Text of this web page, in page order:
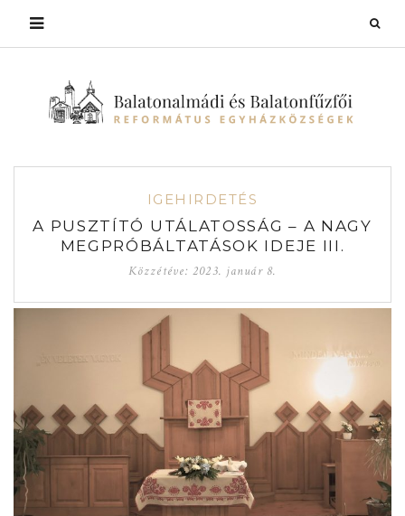
IGEHIRDETÉS
A PUSZTÍTÓ UTÁLATOSSÁG – A NAGY
MEGPRÓBÁLTATÁSOK IDEJE III.
Közzétéve:2023. január 8.